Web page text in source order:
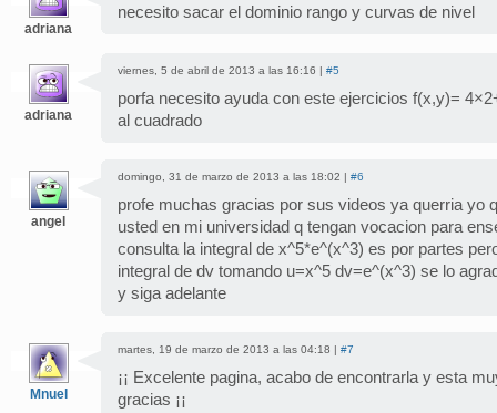
adriana
necesito sacar el dominio rango y curvas de nivel
adriana
viernes, 5 de abril de 2013 a las 16:16 | #5
porfa necesito ayuda con este ejercicios f(x,y)=
al cuadrado
angel
domingo, 31 de marzo de 2013 a las 18:02 | #6
profe muchas gracias por sus videos ya querria yo
usted en mi universidad q tengan vocacion para
consulta la integral de x^5*e^(x^3) es por partes
integral de dv tomando u=x^5 dv=e^(x^3) se lo
y siga adelante
Mnuel
martes, 19 de marzo de 2013 a las 04:18 | #7
¡¡ Excelente pagina, acabo de encontrarla y esta
gracias ¡¡